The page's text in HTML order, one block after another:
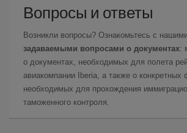
Вопросы и ответы
Возникли вопросы? Ознакомьтесь с
задаваемыми вопросами о документах:
о документах, необходимых для полета
авиакомпании Iberia, а также о конкретных
необходимых для прохождения
таможенного контроля.